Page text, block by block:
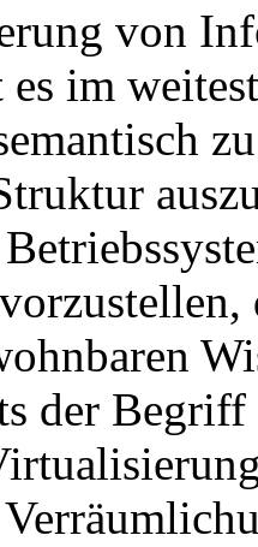
von
es im
der Begriff